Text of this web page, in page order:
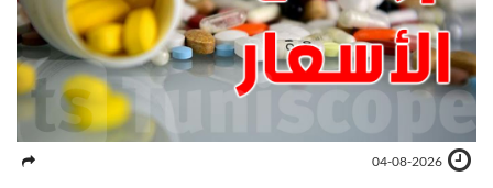
04-08-2026